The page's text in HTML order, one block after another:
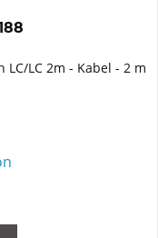
LC 2m - Kabel - 2 m